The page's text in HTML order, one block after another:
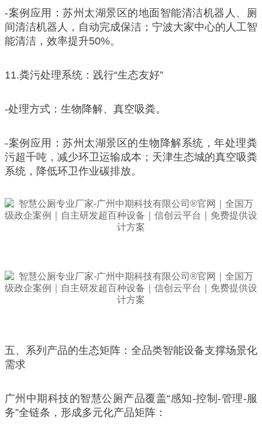
-案例应用：苏州太湖景区的地面智能清洁机器人、厕
间清洁机器人，自动完成保洁；宁波大家中心的人工智
能清洁，效率提升50%。
11.粪污处理系统：践行“生态友好”
-处理方式：生物降解、真空吸粪。
-案例应用：苏州太湖景区的生物降解系统，年处理粪
污超千吨，减少环卫运输成本；天津生态城的真空吸粪
系统，降低环卫作业碳排放。
五、系列产品的生态矩阵：全品类智能设备支撑场景化
需求
广州中期科技的智慧公厕产品覆盖“感知-控制-管理-服
务”全链条，形成多元化产品矩阵：